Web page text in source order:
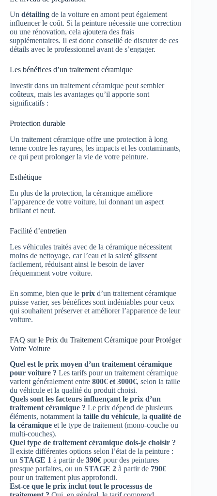
Un détailing de la voiture en amont peut également
influencer le coût. Si la peinture nécessite une correction
ou une rénovation, cela ajoutera des frais
supplémentaires. Il est donc conseillé de discuter de ces
détails avec le professionnel avant de s’engager.
Les bénéfices d’un traitement céramique
Investir dans un traitement céramique peut sembler
coûteux, mais les avantages qu’il apporte sont
significatifs :
Protection durable
Un traitement céramique offre une protection à long
terme contre les rayures, les impacts et les contaminants,
ce qui peut prolonger la vie de votre peinture.
Esthétique
En plus de la protection, la céramique améliore
l’apparence de votre voiture, lui donnant un aspect
brillant et neuf.
Facilité d’entretien
Les véhicules traités avec de la céramique nécessitent
moins de nettoyage, car l’eau et la saleté glissent
facilement, réduisant ainsi le besoin de laver
fréquemment votre voiture.
En somme, bien que le prix d’un traitement céramique
puisse varier, ses bénéfices sont indéniables pour ceux
qui souhaitent préserver et améliorer l’apparence de leur
voiture.
FAQ sur le Prix du Traitement Céramique pour Protéger
Votre Voiture
Quel est le prix moyen d’un traitement céramique
pour voiture ? Les tarifs pour un traitement céramique
varient généralement entre 800€ et 3000€, selon la taille
du véhicule et la qualité du produit choisi.
Quels sont les facteurs influençant le prix d’un
traitement céramique ? Le prix dépend de plusieurs
éléments, notamment la taille du véhicule, la qualité de
la céramique et le type de traitement (mono-couche ou
multi-couches).
Quel type de traitement céramique dois-je choisir ?
Il existe différentes options selon l’état de la peinture :
un STAGE 1 à partir de 390€ pour des peintures
presque parfaites, ou un STAGE 2 à partir de 790€
pour un traitement plus approfondi.
Est-ce que le prix inclut tout le processus de